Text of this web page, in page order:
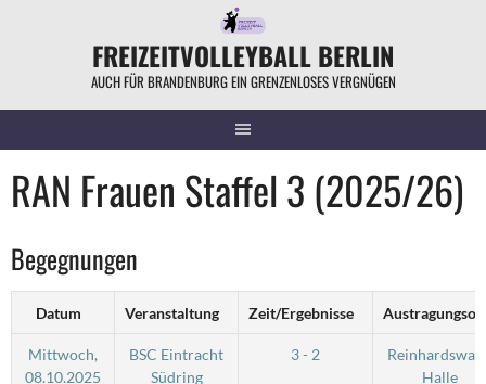
FREIZEITVOLLEYBALL BERLIN
AUCH FÜR BRANDENBURG EIN GRENZENLOSES VERGNÜGEN
RAN Frauen Staffel 3 (2025/26)
Begegnungen
Datum Veranstaltung Zeit/Ergebnisse
Mittwoch,
08.10.2025
BSC Eintracht
Südring
3 - 2
Halle